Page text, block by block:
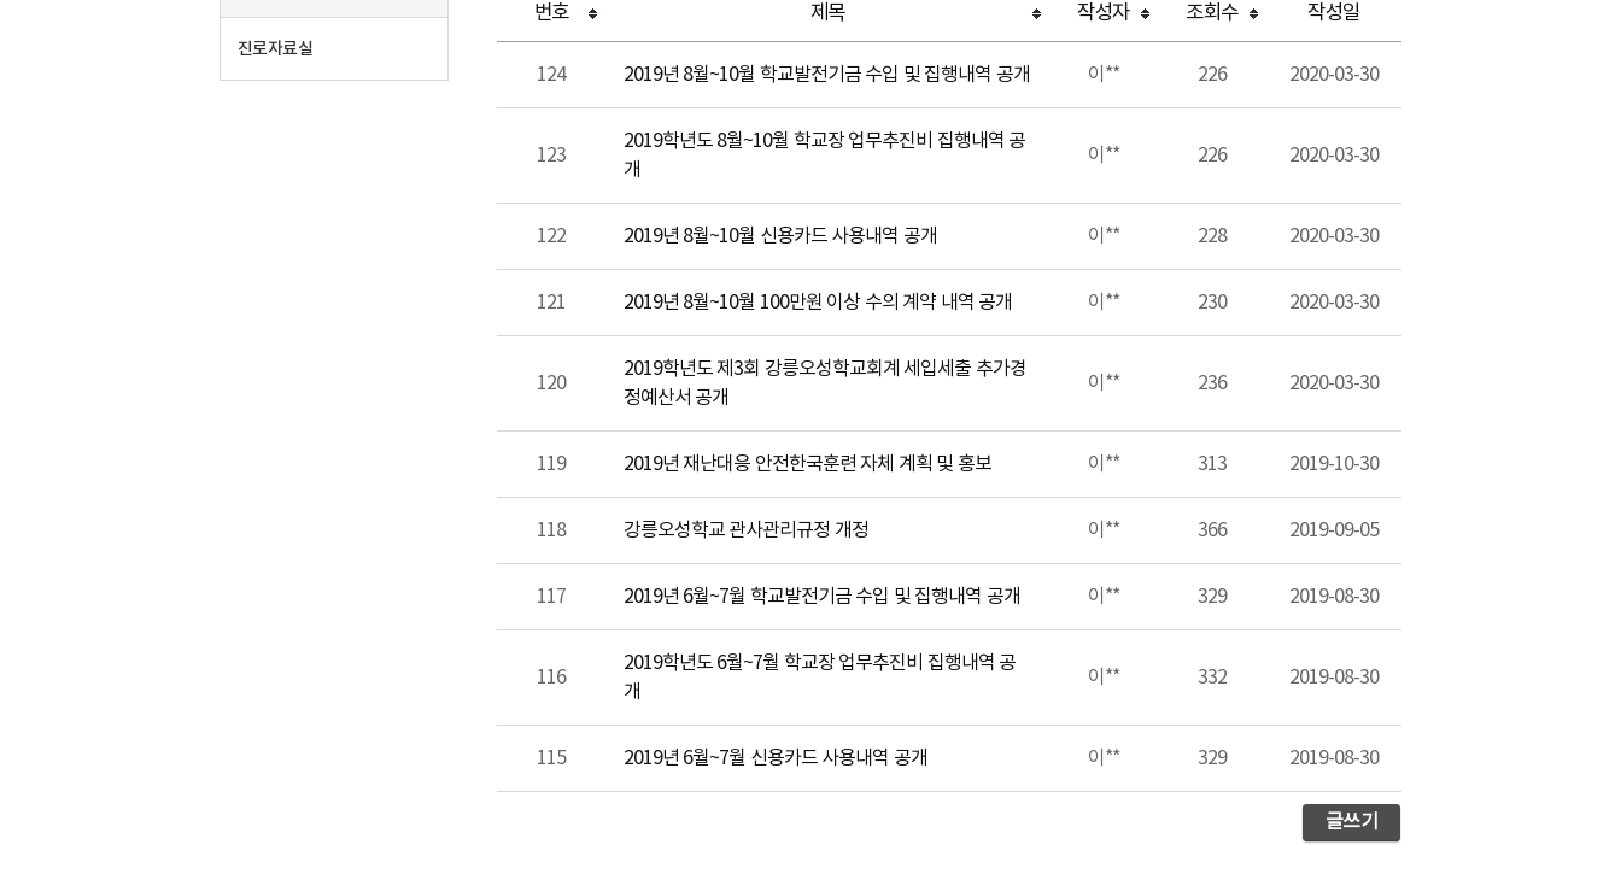
진로자료실
번호 제목 작성자 조회수 작성일
124 2019년 8월~10월 학교발전기금 수입 및 집행내역 공개 이** 226 2020-03-30
123
2019학년도 8월~10월 학교장 업무추진비 집행내역 공
개
이** 226 2020-03-30
122 2019년 8월~10월 신용카드 사용내역 공개 이** 228 2020-03-30
121 2019년 8월~10월 100만원 이상 수의 계약 내역 공개 이** 230 2020-03-30
120
2019학년도 제3회 강릉오성학교회계 세입세출 추가경
정예산서 공개
이** 236 2020-03-30
119 2019년 재난대응 안전한국훈련 자체 계획 및 홍보 이** 313 2019-10-30
118 강릉오성학교 관사관리규정 개정 이** 366 2019-09-05
117 2019년 6월~7월 학교발전기금 수입 및 집행내역 공개 이** 329 2019-08-30
116
2019학년도 6월~7월 학교장 업무추진비 집행내역 공
개
이** 332 2019-08-30
115 2019년 6월~7월 신용카드 사용내역 공개 이** 329 2019-08-30
글쓰기